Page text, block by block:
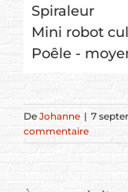
Spiraleur
Mini robot
Poêle -
De Johanne | 7
commentaire